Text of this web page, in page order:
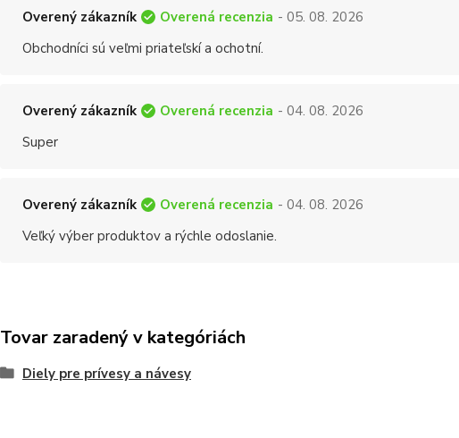
Overený zákazník Overená recenzia - 05. 08. 2026
Obchodníci sú veľmi priateľskí a ochotní.
Overený zákazník Overená recenzia - 04. 08. 2026
Super
Overený zákazník Overená recenzia - 04. 08. 2026
Veľký výber produktov a rýchle odoslanie.
Tovar zaradený v kategóriách
Diely pre prívesy a návesy